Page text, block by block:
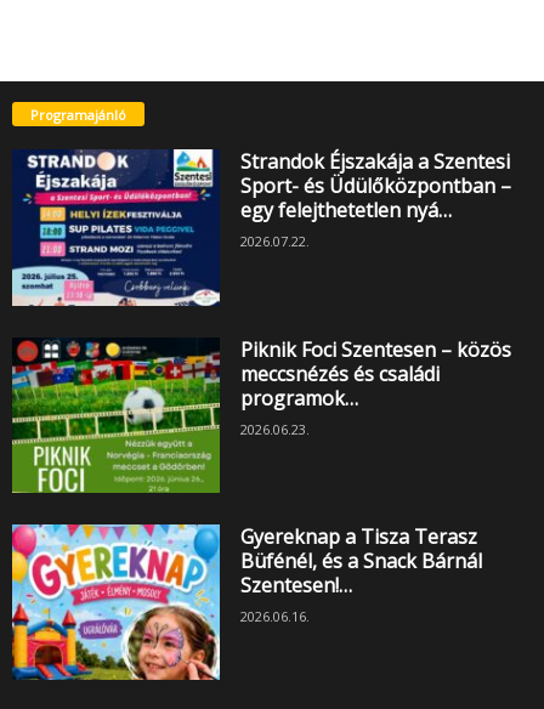
Programajánló
Strandok Éjszakája a Szentesi
Sport- és Üdülőközpontban –
egy felejthetetlen nyá…
2026.07.22.
Piknik Foci Szentesen – közös
meccsnézés és családi
programok…
2026.06.23.
Gyereknap a Tisza Terasz
Büfénél, és a Snack Bárnál
Szentesen!…
2026.06.16.